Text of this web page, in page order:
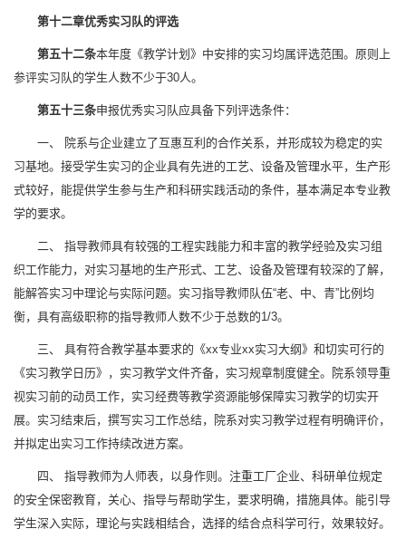
第十二章优秀实习队的评选
第五十二条本年度《教学计划》中安排的实习均属评选范围。原则上
参评实习队的学生人数不少于30人。
第五十三条申报优秀实习队应具备下列评选条件：
一、 院系与企业建立了互惠互利的合作关系，并形成较为稳定的实
习基地。接受学生实习的企业具有先进的工艺、设备及管理水平，生产形
式较好，能提供学生参与生产和科研实践活动的条件，基本满足本专业教
学的要求。
二、 指导教师具有较强的工程实践能力和丰富的教学经验及实习组
织工作能力，对实习基地的生产形式、工艺、设备及管理有较深的了解，
能解答实习中理论与实际问题。实习指导教师队伍“老、中、青”比例均
衡，具有高级职称的指导教师人数不少于总数的1/3。
三、 具有符合教学基本要求的《xx专业xx实习大纲》和切实可行的
《实习教学日历》，实习教学文件齐备，实习规章制度健全。院系领导重
视实习前的动员工作，实习经费等教学资源能够保障实习教学的切实开
展。实习结束后，撰写实习工作总结，院系对实习教学过程有明确评价，
并拟定出实习工作持续改进方案。
四、 指导教师为人师表，以身作则。注重工厂企业、科研单位规定
的安全保密教育，关心、指导与帮助学生，要求明确，措施具体。能引导
学生深入实际，理论与实践相结合，选择的结合点科学可行，效果较好。